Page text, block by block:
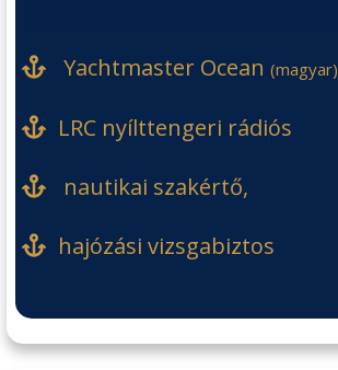
Yachtmaster Ocean (magyar)
LRC nyílttengeri rádiós
nautikai szakértő,
hajózási vizsgabiztos